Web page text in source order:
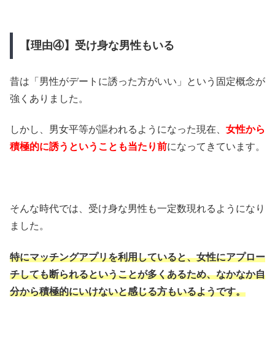
【理由④】受け身な男性もいる
昔は「男性がデートに誘った方がいい」という固定概念が
強くありました。
しかし、男女平等が謳われるようになった現在、 女性から
積極的に誘うということも当たり前になってきています。
そんな時代では、受け身な男性も一定数現れるようになり
ました。
特にマッチングアプリを利用していると、女性にアプロー
チしても断られるということが多くあるため、なかなか自
分から積極的にいけないと感じる方もいるようです。